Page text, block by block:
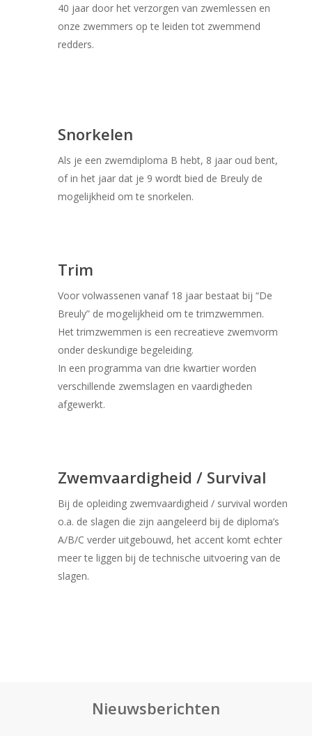
40 jaar door het verzorgen van zwemlessen en
onze zwemmers op te leiden tot zwemmend
redders.
Snorkelen
Als je een zwemdiploma B hebt, 8 jaar oud bent,
of in het jaar dat je 9 wordt bied de Breuly de
mogelijkheid om te snorkelen.
Trim
Voor volwassenen vanaf 18 jaar bestaat bij “De
Breuly” de mogelijkheid om te trimzwemmen.
Het trimzwemmen is een recreatieve zwemvorm
onder deskundige begeleiding.
In een programma van drie kwartier worden
verschillende zwemslagen en vaardigheden
afgewerkt.
Zwemvaardigheid / Survival
Bij de opleiding zwemvaardigheid / survival worden
o.a. de slagen die zijn aangeleerd bij de diploma’s
A/B/C verder uitgebouwd, het accent komt echter
meer te liggen bij de technische uitvoering van de
slagen.
Nieuwsberichten